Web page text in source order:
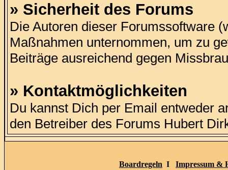
» Sicherheit des Forums
Die Autoren dieser Forumssoftware
Maßnahmen unternommen, um zu
Beiträge ausreichend gegen
» Kontaktmöglichkeiten
Du kannst Dich per Email entweder
den Betreiber des Forums Hubert
Boardregeln I Impressum &